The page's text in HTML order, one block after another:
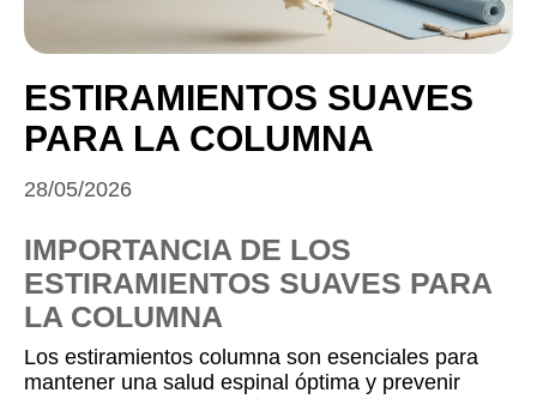
ESTIRAMIENTOS SUAVES
PARA LA COLUMNA
28/05/2026
IMPORTANCIA DE LOS
ESTIRAMIENTOS SUAVES PARA
LA COLUMNA
Los estiramientos columna son esenciales para
mantener una salud espinal óptima y prevenir